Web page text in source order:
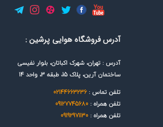
آدرس فروشگاه هوایی پرشین :
آدرس : تهران، شهرک اکباتان، بلوار نفیسی
ساختمان آرین، پلاک 15، طبقه 3، واحد 14
تلفن تماس :02144663236
تلفن همراه :09127745680
تلفن همراه :09192971130